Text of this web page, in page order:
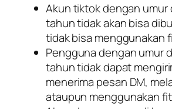
Akun tiktok dengan umur
tahun tidak akan bisa
tidak bisa menggunakan
Pengguna dengan umur
tahun tidak dapat
menerima pesan DM,
ataupun menggunakan